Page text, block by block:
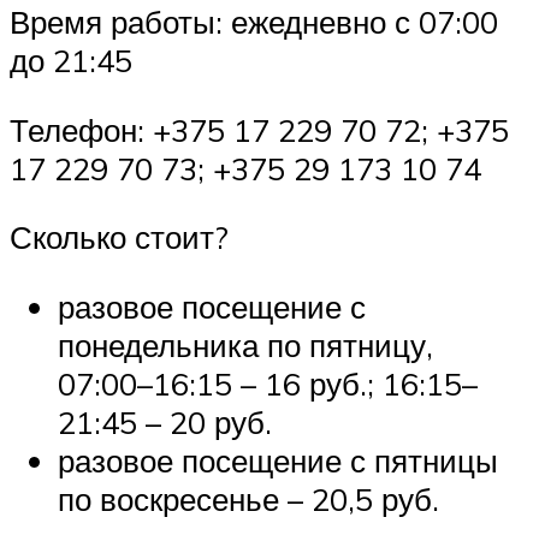
Время работы: ежедневно с 07:00
до 21:45
Телефон: +375 17 229 70 72; +375
17 229 70 73; +375 29 173 10 74
Сколько стоит?
разовое посещение с
понедельника по пятницу,
07:00–16:15 – 16 руб.; 16:15–
21:45 – 20 руб.
разовое посещение с пятницы
по воскресенье – 20,5 руб.